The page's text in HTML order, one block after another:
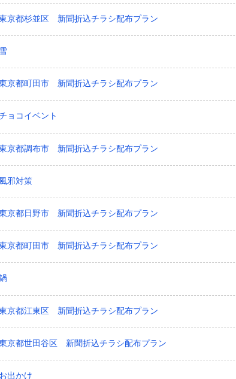
京都杉並区 新聞折込チラシ配布プラン
雪
京都町田市 新聞折込チラシ配布プラン
ョコイベント
京都調布市 新聞折込チラシ配布プラン
風邪対策
京都日野市 新聞折込チラシ配布プラン
京都町田市 新聞折込チラシ配布プラン
京都江東区 新聞折込チラシ配布プラン
京都世田谷区 新聞折込チラシ配布プラン
お出かけ